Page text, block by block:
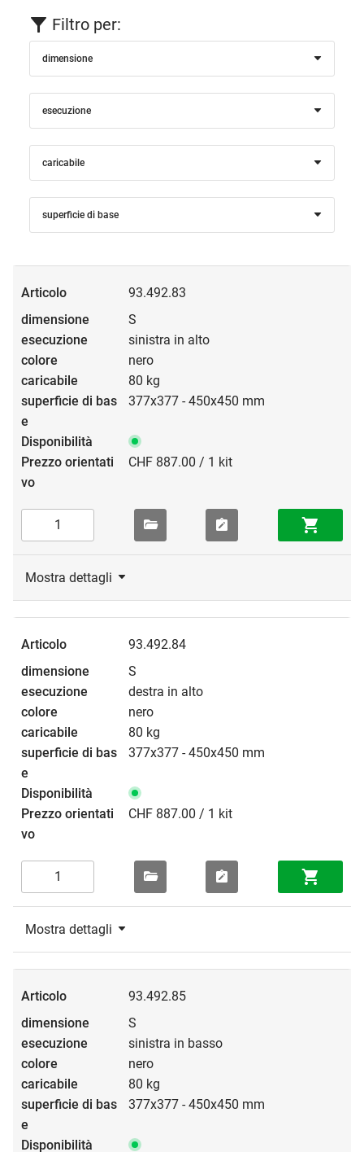
Filtro per:
dimensione
esecuzione
caricabile
superficie di base
93.492.83
S
sinistra in alto
nero
80 kg
377x377 - 450x450 mm
CHF 887.00 / 1 kit
Mostra dettagli
93.492.84
S
destra in alto
nero
80 kg
377x377 - 450x450 mm
CHF 887.00 / 1 kit
Mostra dettagli
93.492.85
S
sinistra in basso
nero
80 kg
377x377 - 450x450 mm